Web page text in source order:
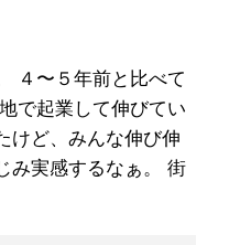
４〜５年前と比べて
で起業して伸びてい
けど、みんな伸び伸
み実感するなぁ。 街